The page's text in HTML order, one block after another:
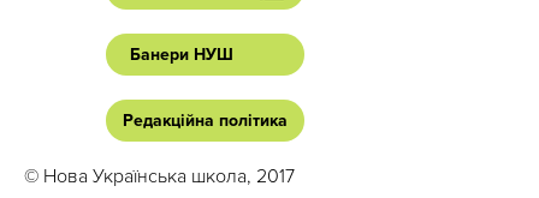
Банери НУШ
Редакційна політика
© Нова Українська школа, 2017